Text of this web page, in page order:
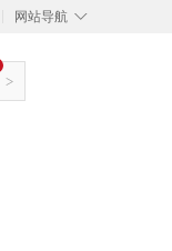
◇
网站导航
>